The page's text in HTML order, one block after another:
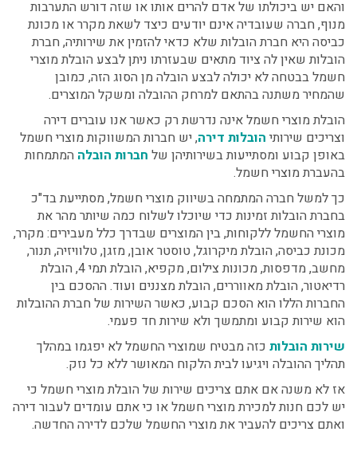
והאם יש ביכולתו של אדם להרים אותו או שזה דורש התערבות
מנוף, חברה שעובדיה אינם יודעים כיצד לשאת מקרר או מכונת
כביסה היא חברת הובלות שלא כדאי להזמין את שירותיה, חברת
הובלות שאין לה ציוד מתאים שבעזרתו ניתן לבצע הובלת מוצרי
חשמל בבטחה לא יכולה לבצע הובלה מן הסוג הזה, כמובן
שהמחיר משתנה בהתאם למרחק ההובלה ומשקל המוצרים.
הובלת מוצרי חשמל אינה נדרשת רק כאשר אנו עוברים דירה
וצריכים שירותי הובלות דירה, יש חברות המשווקות מוצרי חשמל
באופן קבוע ומסתייעות בשירותיהן של חברות הובלה המתמחות
בהעברת מוצרי חשמל.
כך למשל חברה המתמחה בשיווק מוצרי חשמל, מסתייעת בד"כ
בחברת הובלות זמינות כדי שיוכלו לשלוח כמה שיותר מהר את
מוצרי החשמל ללקוחות, בין המוצרים שבדרך כלל מעבירים: מקרר,
מכונת כביסה, הובלת מיקרוגל, טוסטר אובן, מזגן, טלוויזיה, תנור,
מחשב, מדפסות, מכונות צילום, מקפיא, הובלת תמי 4, הובלת
רדיאטור, הובלת מאווררים, הובלת מצננים ועוד. ההסכם בין
החברות הללו הוא הסכם קבוע, כאשר השירות של חברת ההובלות
הוא שירות קבוע ומתמשך ולא שירות חד פעמי.
שירות הובלות כזה מבטיח שמוצרי החשמל לא יפגמו במהלך
תהליך ההובלה ויגיעו לבית הלקוח המאושר ללא כל נזק.
אז לא משנה אם אתם צריכים שירות של הובלת מוצרי חשמל כי
יש לכם חנות למכירת מוצרי חשמל או כי אתם עומדים לעבור דירה
ואתם צריכים להעביר את מוצרי החשמל שלכם לדירה החדשה.